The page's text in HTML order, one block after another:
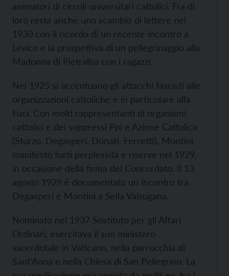
animatori di circoli universitari cattolici. Fra di
loro resta anche uno scambio di lettere nel
1930 con il ricordo di un recente incontro a
Levico e la prospettiva di un pellegrinaggio alla
Madonna di Pietralba con i ragazzi.
Nel 1925 si accentuano gli attacchi fascisti alle
organizzazioni cattoliche e in particolare alla
Fuci. Con molti rappresentanti di organismi
cattolici e dei soppressi Ppi e Azione Cattolica
(Sturzo, Degasperi, Donati, Ferretti), Montini
manifestò forti perplessità e riserve nel 1929,
in occasione della firma del Concordato. Il 13
agosto 1929 è documentato un incontro tra
Degasperi e Montini a Sella Valsugana.
Nominato nel 1937 Sostituto per gli Affari
Ordinari, esercitava il suo ministero
sacerdotale in Vaticano, nella parrocchia di
Sant'Anna e nella Chiesa di San Pellegrino. La